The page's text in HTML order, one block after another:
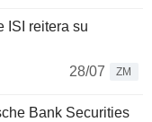
ISI reitera su
28/07
ZM
Bank Securities